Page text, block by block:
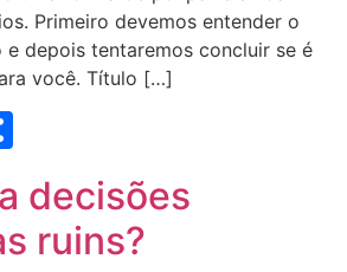
Primeiro devemos entender o
e depois tentaremos concluir se é
você. Título […]
decisões
ruins?